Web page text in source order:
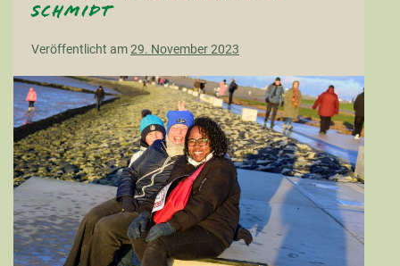
Schmidt
Veröffentlicht am29. November 2023
Dédicace
pour
la
famille
Schmidt